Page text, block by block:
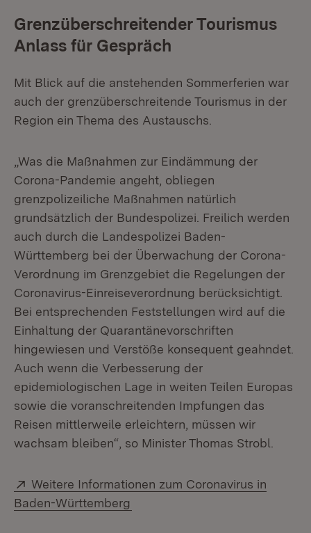
Grenzüberschreitender Tourismus
Anlass für Gespräch
Mit Blick auf die anstehenden Sommerferien war
auch der grenzüberschreitende Tourismus in der
Region ein Thema des Austauschs.
„Was die Maßnahmen zur Eindämmung der
Corona-Pandemie angeht, obliegen
grenzpolizeiliche Maßnahmen natürlich
grundsätzlich der Bundespolizei. Freilich werden
auch durch die Landespolizei Baden-
Württemberg bei der Überwachung der Corona-
Verordnung im Grenzgebiet die Regelungen der
Coronavirus-Einreiseverordnung berücksichtigt.
Bei entsprechenden Feststellungen wird auf die
Einhaltung der Quarantänevorschriften
hingewiesen und Verstöße konsequent geahndet.
Auch wenn die Verbesserung der
epidemiologischen Lage in weiten Teilen Europas
sowie die voranschreitenden Impfungen das
Reisen mittlerweile erleichtern, müssen wir
wachsam bleiben“, so Minister Thomas Strobl.
Extern:
Weitere Informationen zum Coronavirus in
Baden-Württemberg